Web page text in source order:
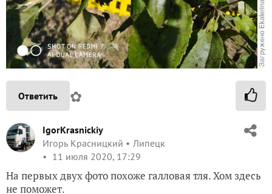
Ответить ✿
IgorKrasnickiy
Игорь Красницкий
Липецк
11 июля 2020, 17:29
На первых двух фото похоже галловая тля. Хом здесь
не поможет.